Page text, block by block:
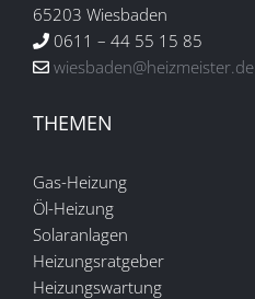
65203 Wiesbaden
0611 – 44 55 15 85
wiesbaden@heizmeister.de
THEMEN
Gas-Heizung
Öl-Heizung
Solaranlagen
Heizungsratgeber
Heizungswartung